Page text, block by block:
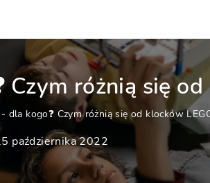
różnią się od
dla kogo❓ Czym różnią się od klocków
października 2022